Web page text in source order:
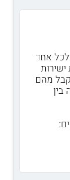
אחד
מהם